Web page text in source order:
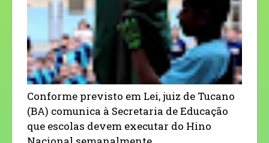
Conforme previsto em Lei, juiz de Tucano
(BA) comunica à Secretaria de Educação
que escolas devem executar do Hino